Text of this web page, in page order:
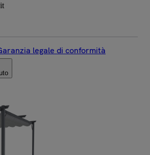
legale di conformità